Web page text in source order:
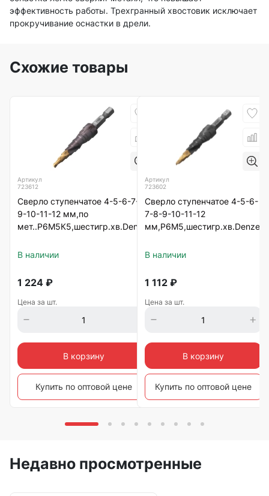
эффективность работы. Трехгранный хвостовик исключает
прокручивание оснастки в дрели.
Схожие товары
Артикул
723612
Сверло ступенчатое 4-5-6-7-8-
9-10-11-12 мм,по
мет..Р6М5К5,шестигр.хв.Denzel
В наличии
1 224 ₽
Цена за шт.
В корзину
Купить по оптовой цене
Артикул
723602
Сверло ступенчатое 4-5-6-
7-8-9-10-11-12
мм,Р6М5,шестигр.хв.Denzel
В наличии
1 112 ₽
Цена за шт.
В корзину
Купить по оптовой цене
Недавно просмотренные